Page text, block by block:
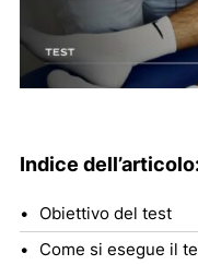
Indice
Obiettivo del test
Come si esegue il